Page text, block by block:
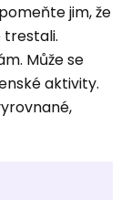
jim, že
trestali.
Může se
aktivity.